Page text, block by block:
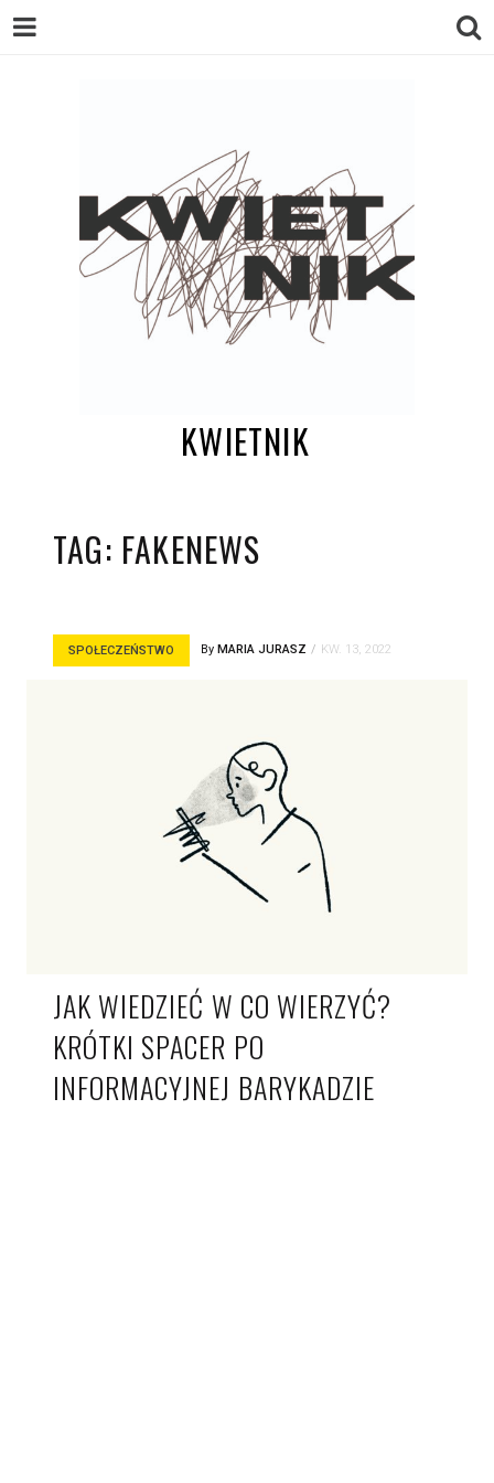
KWIETNIK
TAG: FAKENEWS
SPOŁECZEŃSTWO By MARIA JURASZ KW. 13, 2022
JAK WIEDZIEĆ W CO WIERZYĆ?
KRÓTKI SPACER PO
INFORMACYJNEJ BARYKADZIE